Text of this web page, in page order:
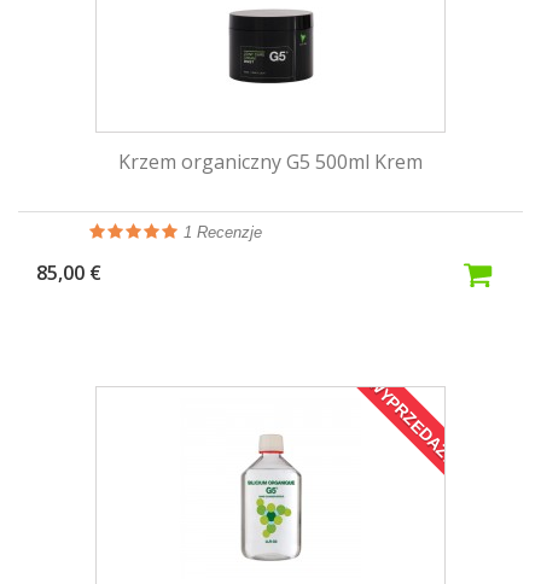
Krzem organiczny G5 500ml Krem
1 Recenzje
85,00 €
WYPRZEDAŻ!